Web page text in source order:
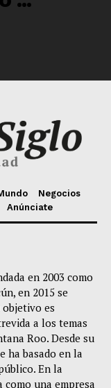
Negocios
Anúnciate
en 2003 como
en 2015 se
es
a los temas
Roo. Desde su
ha basado en la
En la
una empresa